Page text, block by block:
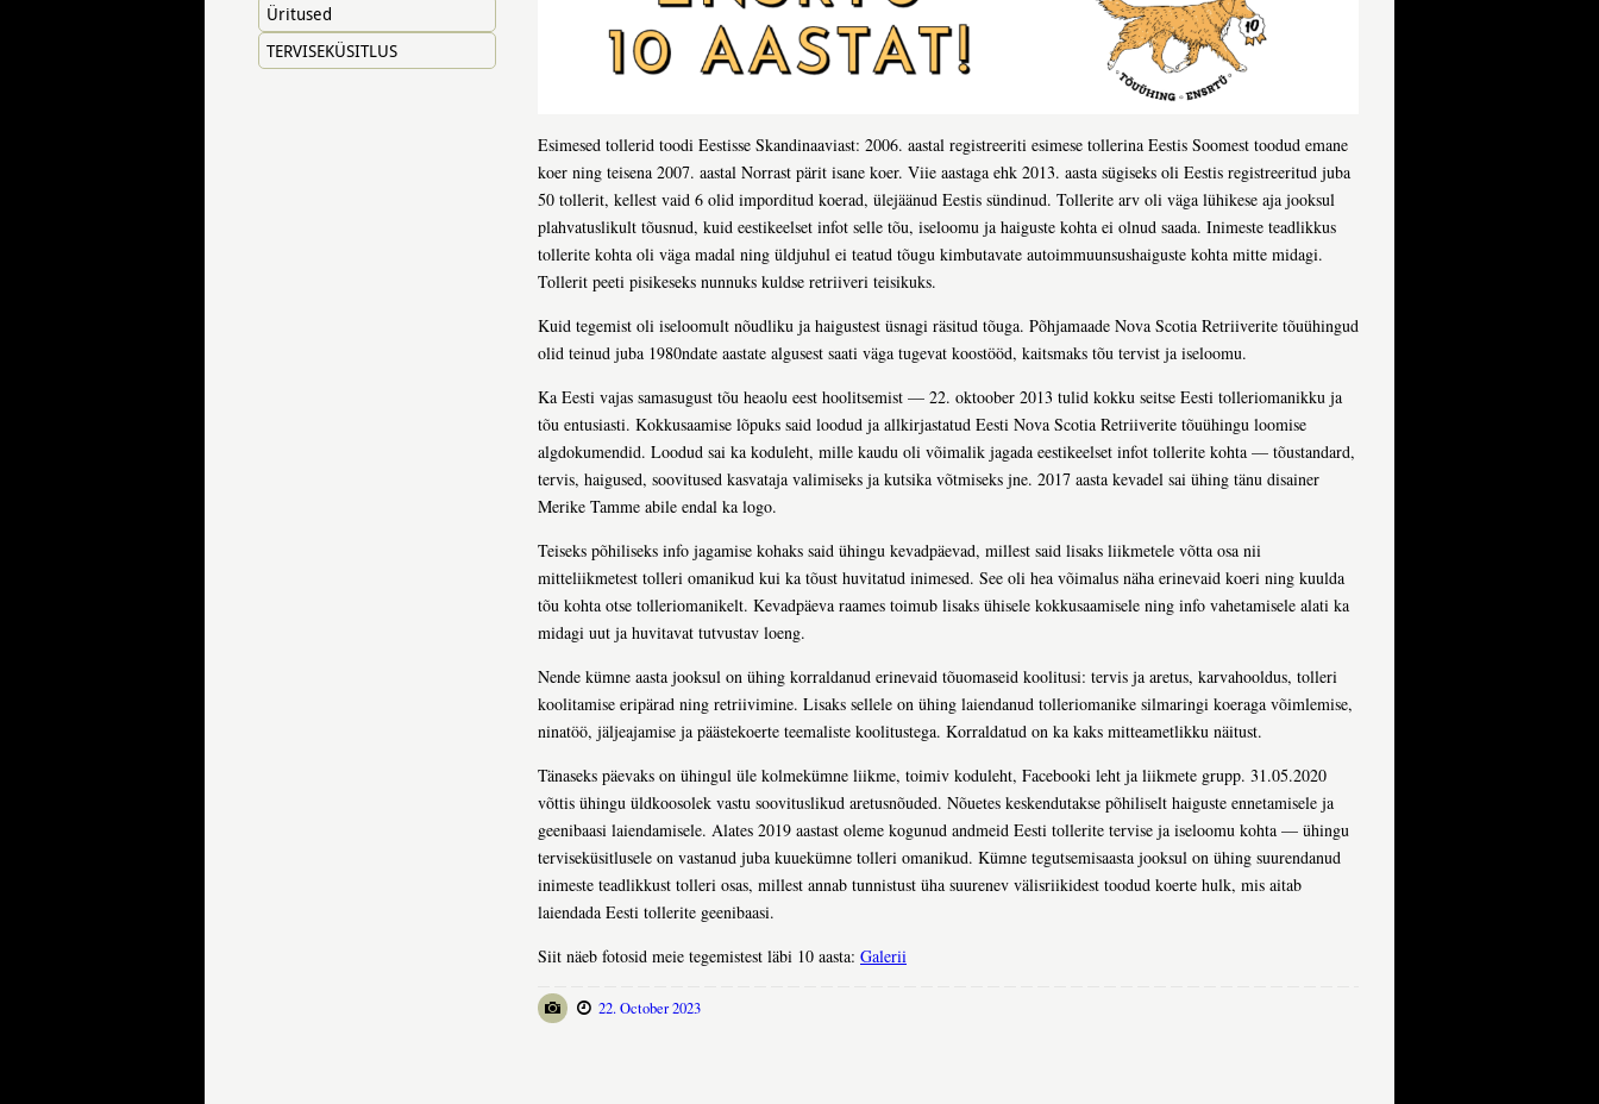
Esimesed tollerid toodi Eestisse Skandinaaviast: 2006. aastal registreeriti esimese tollerina Eestis Soomest toodud emane
koer ning teisena 2007. aastal Norrast pärit isane koer. Viie aastaga ehk 2013. aasta sügiseks oli Eestis registreeritud juba
50 tollerit, kellest vaid 6 olid imporditud koerad, ülejäänud Eestis sündinud. Tollerite arv oli väga lühikese aja jooksul
plahvatuslikult tõusnud, kuid eestikeelset infot selle tõu, iseloomu ja haiguste kohta ei olnud saada. Inimeste teadlikkus
tollerite kohta oli väga madal ning üldjuhul ei teatud tõugu kimbutavate autoimmuunsushaiguste kohta mitte midagi.
Tollerit peeti pisikeseks nunnuks kuldse retriiveri teisikuks.
Kuid tegemist oli iseloomult nõudliku ja haigustest üsnagi räsitud tõuga. Põhjamaade Nova Scotia Retriiverite tõuühingud
olid teinud juba 1980ndate aastate algusest saati väga tugevat koostööd, kaitsmaks tõu tervist ja iseloomu.
Ka Eesti vajas samasugust tõu heaolu eest hoolitsemist — 22. oktoober 2013 tulid kokku seitse Eesti tolleriomanikku ja
tõu entusiasti. Kokkusaamise lõpuks said loodud ja allkirjastatud Eesti Nova Scotia Retriiverite tõuühingu loomise
algdokumendid. Loodud sai ka koduleht, mille kaudu oli võimalik jagada eestikeelset infot tollerite kohta — tõustandard,
tervis, haigused, soovitused kasvataja valimiseks ja kutsika võtmiseks jne. 2017 aasta kevadel sai ühing tänu disainer
Merike Tamme abile endal ka logo.
Teiseks põhiliseks info jagamise kohaks said ühingu kevadpäevad, millest said lisaks liikmetele võtta osa nii
mitteliikmetest tolleri omanikud kui ka tõust huvitatud inimesed. See oli hea võimalus näha erinevaid koeri ning kuulda
tõu kohta otse tolleriomanikelt. Kevadpäeva raames toimub lisaks ühisele kokkusaamisele ning info vahetamisele alati ka
midagi uut ja huvitavat tutvustav loeng.
Nende kümne aasta jooksul on ühing korraldanud erinevaid tõuomaseid koolitusi: tervis ja aretus, karvahooldus, tolleri
koolitamise eripärad ning retriivimine. Lisaks sellele on ühing laiendanud tolleriomanike silmaringi koeraga võimlemise,
ninatöö, jäljeajamise ja päästekoerte teemaliste koolitustega. Korraldatud on ka kaks mitteametlikku näitust.
Tänaseks päevaks on ühingul üle kolmekümne liikme, toimiv koduleht, Facebooki leht ja liikmete grupp. 31.05.2020
võttis ühingu üldkoosolek vastu soovituslikud aretusnõuded. Nõuetes keskendutakse põhiliselt haiguste ennetamisele ja
geenibaasi laiendamisele. Alates 2019 aastast oleme kogunud andmeid Eesti tollerite tervise ja iseloomu kohta — ühingu
terviseküsitlusele on vastanud juba kuuekümne tolleri omanikud. Kümne tegutsemisaasta jooksul on ühing suurendanud
inimeste teadlikkust tolleri osas, millest annab tunnistust üha suurenev välisriikidest toodud koerte hulk, mis aitab
laiendada Eesti tollerite geenibaasi.
Siit näeb fotosid meie tegemistest läbi 10 aasta: Galerii
22. October 2023
Üritused
TERVISEKÜSITLUS